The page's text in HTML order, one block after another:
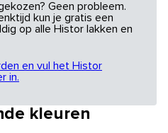
Geen probleem.
kun je gratis een
op alle Histor lakken en
en vul het Histor
in.
kleuren